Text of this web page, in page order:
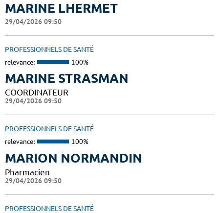
MARINE LHERMET
29/04/2026 09:50
PROFESSIONNELS DE SANTÉ
relevance: 100%
MARINE STRASMAN
COORDINATEUR
29/04/2026 09:50
PROFESSIONNELS DE SANTÉ
relevance: 100%
MARION NORMANDIN
Pharmacien
29/04/2026 09:50
PROFESSIONNELS DE SANTÉ